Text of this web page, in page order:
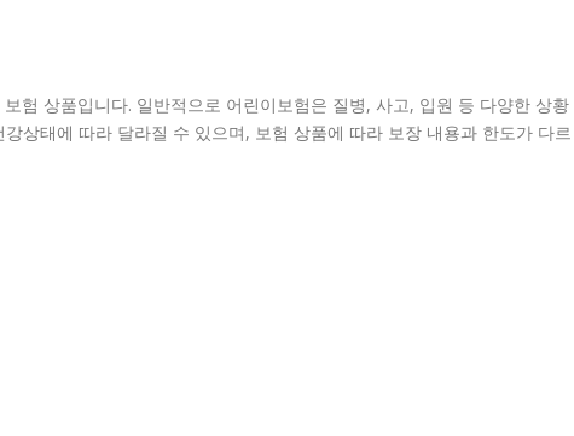
험 상품입니다. 일반적으로 어린이보험은 질병, 사고, 입원 등 다양한 상황
상태에 따라 달라질 수 있으며, 보험 상품에 따라 보장 내용과 한도가 다르